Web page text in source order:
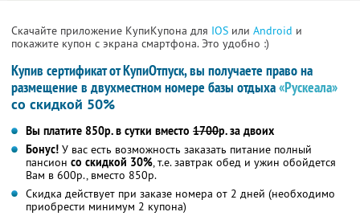
Скачайте приложение КупиКупона для IOS или Android и
покажите купон с экрана смартфона. Это удобно :)
Купив сертификат от КупиОтпуск, вы получаете право на
размещение в двухместном номере базы отдыха«Рускеала»
со скидкой 50%
Вы платите 850р. в сутки вместо 1700р. за двоих
Бонус! У вас есть возможность заказать питание полный
пансион со скидкой 30%, т.е. завтрак обед и ужин обойдется
Вам в 600р., вместо 850р.
Скидка действует при заказе номера от 2 дней (необходимо
приобрести минимум 2 купона)